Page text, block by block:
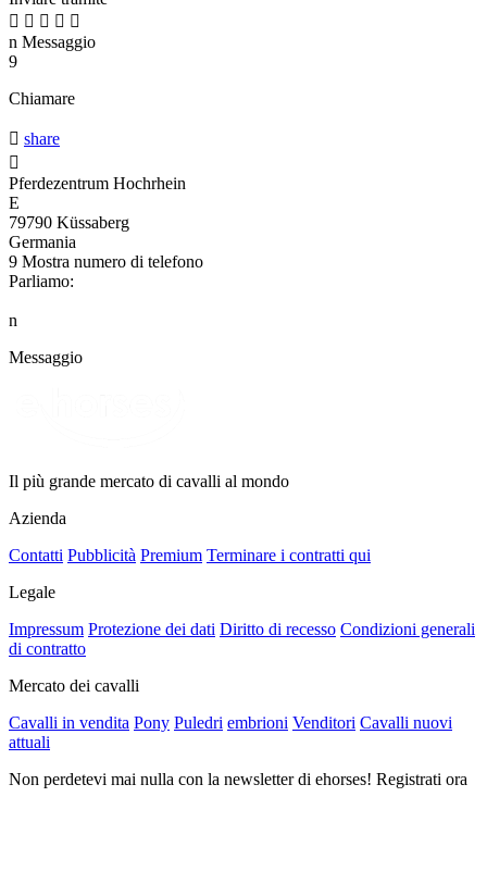
    
n Messaggio
9
Chiamare
 share

Pferdezentrum Hochrhein
E
79790 Küssaberg
Germania
9 Mostra numero di telefono
Parliamo:
n
Messaggio
Il più grande mercato di cavalli al mondo
Azienda
Contatti Pubblicità Premium Terminare i contratti qui
Legale
Impressum Protezione dei dati Diritto di recesso Condizioni generali
di contratto
Mercato dei cavalli
Cavalli in vendita Pony Puledri embrioni Venditori Cavalli nuovi
attuali
Non perdetevi mai nulla con la newsletter di ehorses! Registrati ora